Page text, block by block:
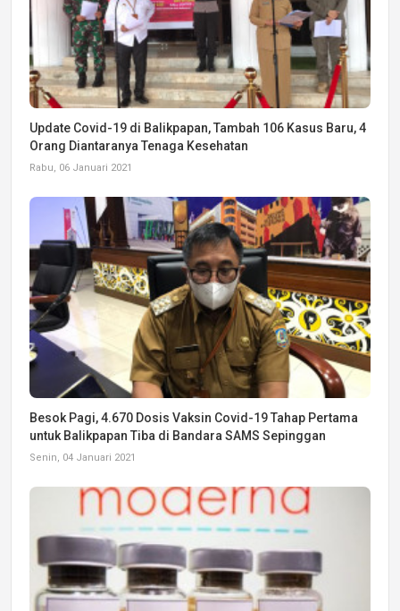
Update Covid-19 di Balikpapan, Tambah 106 Kasus Baru, 4
Orang Diantaranya Tenaga Kesehatan
Rabu, 06 Januari 2021
Besok Pagi, 4.670 Dosis Vaksin Covid-19 Tahap Pertama
untuk Balikpapan Tiba di Bandara SAMS Sepinggan
Senin, 04 Januari 2021